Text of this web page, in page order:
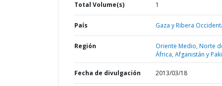
Total Volume(s) 1
País Gaza y Ribera
Región
Oriente Medio, Norte
África, Afganistán y
Fecha de divulgación 2013/03/18